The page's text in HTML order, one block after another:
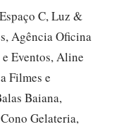
C, Luz &
Agência Oficina
Eventos, Aline
Filmes e
Baiana,
Gelateria,